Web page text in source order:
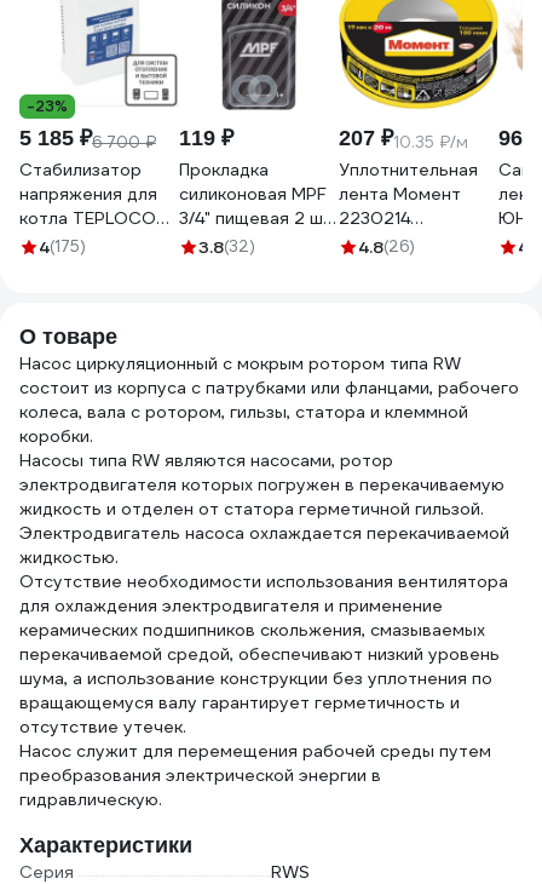
-23%
5 185 ₽6 700 ₽
Стабилизатор
напряжения для
котла TEPLOCOM
ST-555
4(175)
119 ₽
Прокладка
силиконовая MPF
3/4" пищевая 2 шт.
ИС.131195
3.8(32)
207 ₽10.35 ₽/м
Уплотнительная
лента Момент
2230214
тефлоновая, ФУМ,
4.8(26)
968
лен
4.3
О товаре
Насос циркуляционный с мокрым ротором типа RW
состоит из корпуса с патрубками или фланцами, рабочего
колеса, вала с ротором, гильзы, статора и клеммной
коробки.
Насосы типа RW являются насосами, ротор
электродвигателя которых погружен в перекачиваемую
жидкость и отделен от статора герметичной гильзой.
Электродвигатель насоса охлаждается перекачиваемой
жидкостью.
Отсутствие необходимости использования вентилятора
для охлаждения электродвигателя и применение
керамических подшипников скольжения, смазываемых
перекачиваемой средой, обеспечивают низкий уровень
шума, а использование конструкции без уплотнения по
вращающемуся валу гарантирует герметичность и
отсутствие утечек.
Насос служит для перемещения рабочей среды путем
преобразования электрической энергии в
гидравлическую.
Характеристики
Серия
RWS